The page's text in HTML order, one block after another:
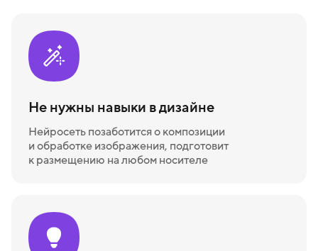
Не нужны навыки в дизайне
Нейросеть позаботится о композиции
и обработке изображения, подготовит
к размещению на любом носителе